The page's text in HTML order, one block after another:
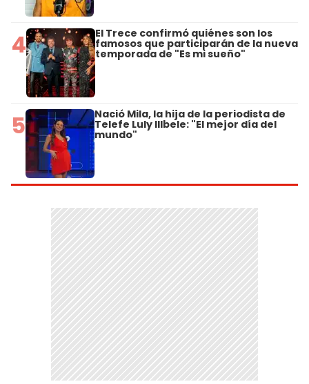
4 El Trece confirmó quiénes son los
famosos que participarán de la nueva
temporada de "Es mi sueño"
5 Nació Mila, la hija de la periodista de
Telefe Luly Illbele: "El mejor día del
mundo"